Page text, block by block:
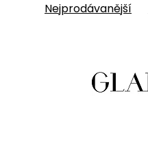
Nejprodávanější